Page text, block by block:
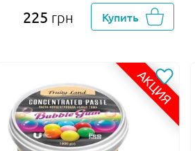
225 грн Купить
АКЦИЯ